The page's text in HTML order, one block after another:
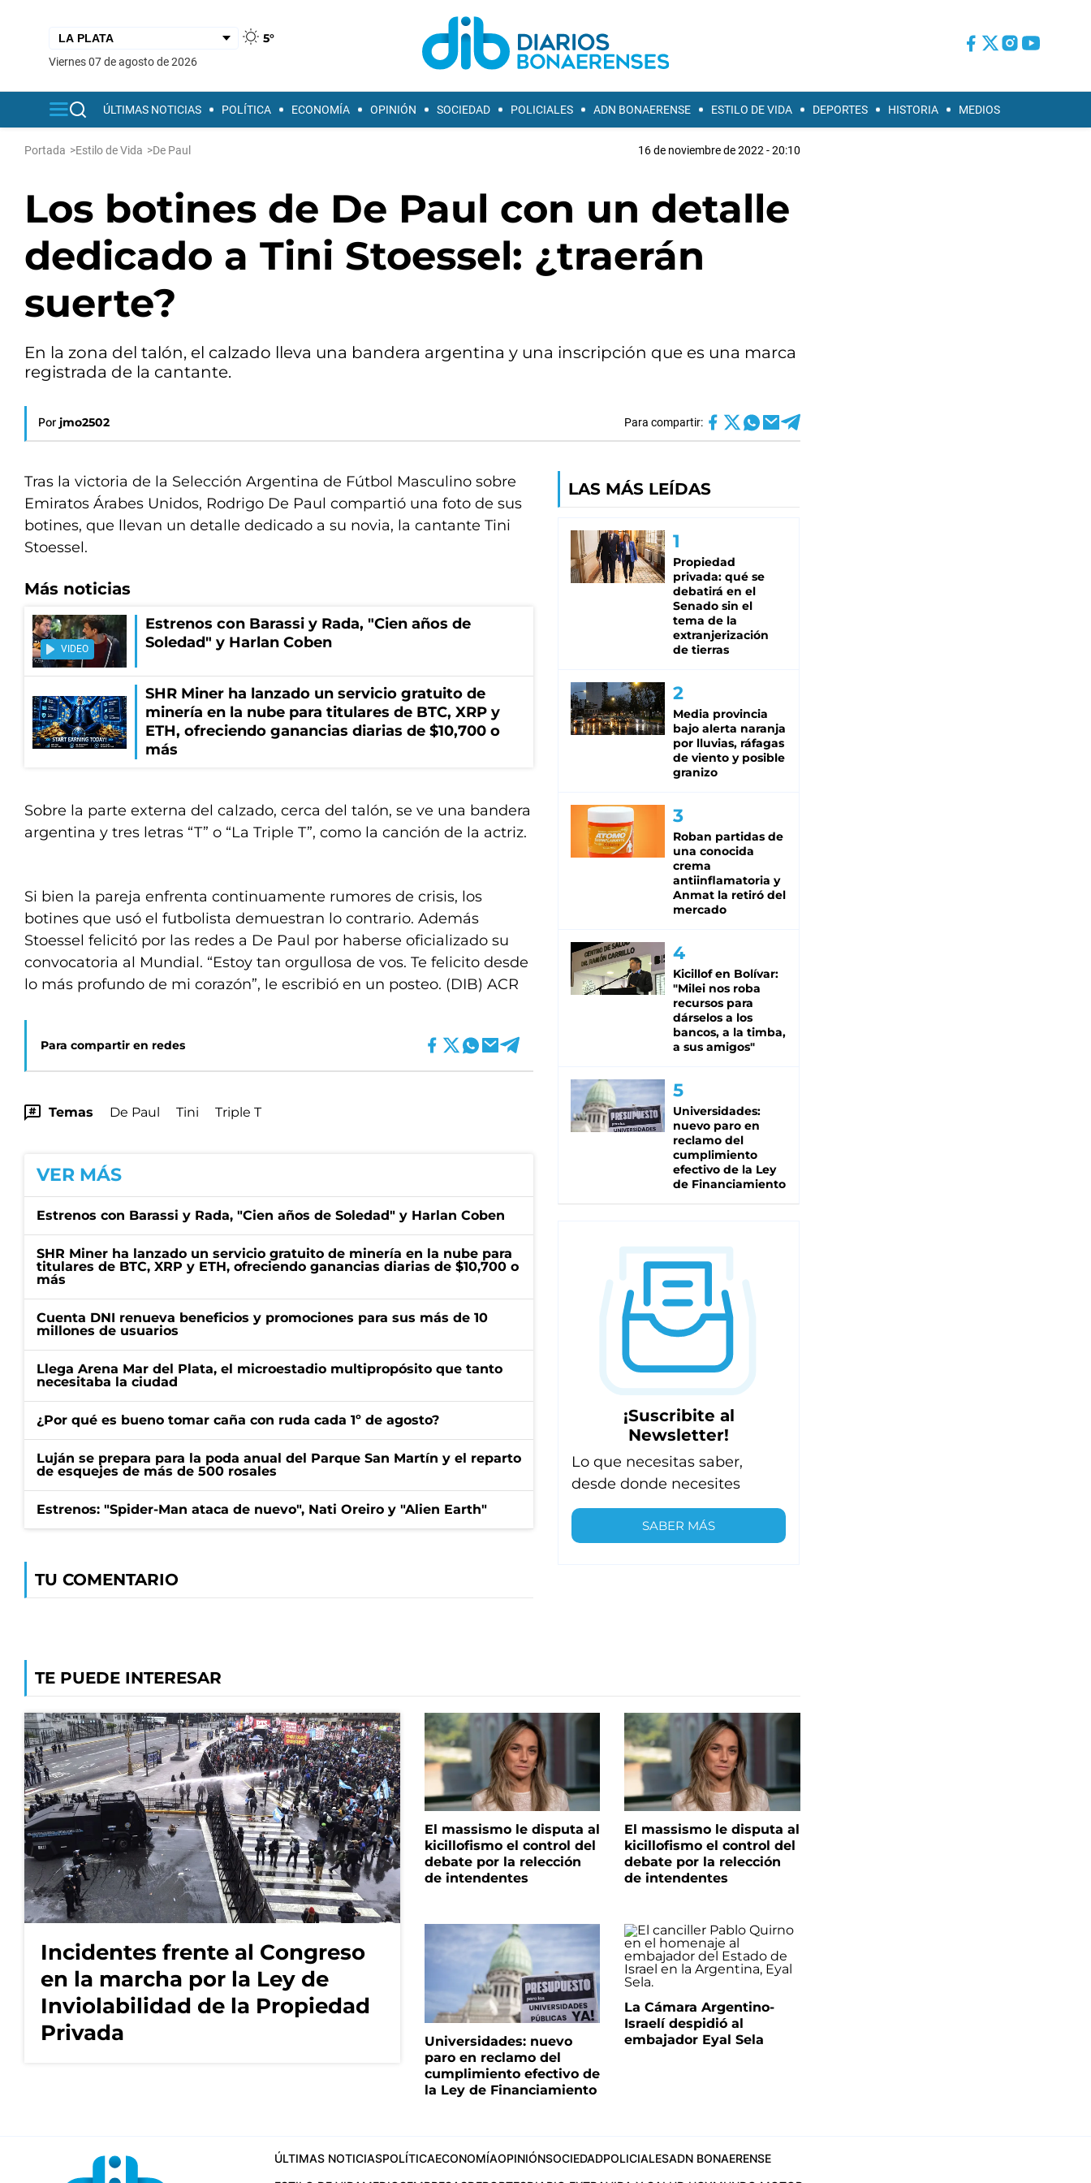
5°
viernes 07 de agosto de 2026
ÚLTIMAS NOTICIAS POLÍTICA ECONOMÍA OPINIÓN SOCIEDAD POLICIALES ADN BONAERENSE ESTILO DE VIDA DEPORTES HISTORIA MEDIOS
Portada >Estilo de Vida >De Paul 16 de noviembre de 2022 - 20:10
Los botines de De Paul con un detalle
dedicado a Tini Stoessel: ¿traerán
suerte?
En la zona del talón, el calzado lleva una bandera argentina y una inscripción que es una marca
registrada de la cantante.
Por jmo2502 Para compartir:
Tras la victoria de la Selección Argentina de Fútbol Masculino sobre
Emiratos Árabes Unidos, Rodrigo De Paul compartió una foto de sus
botines, que llevan un detalle dedicado a su novia, la cantante Tini
Stoessel.
Más noticias
VIDEO
Estrenos con Barassi y Rada, "Cien años de
Soledad" y Harlan Coben
SHR Miner ha lanzado un servicio gratuito de
minería en la nube para titulares de BTC, XRP y
ETH, ofreciendo ganancias diarias de $10,700 o
más
Sobre la parte externa del calzado, cerca del talón, se ve una bandera
argentina y tres letras “T” o “La Triple T”, como la canción de la actriz.
Si bien la pareja enfrenta continuamente rumores de crisis, los
botines que usó el futbolista demuestran lo contrario. Además
Stoessel felicitó por las redes a De Paul por haberse oficializado su
convocatoria al Mundial. “Estoy tan orgullosa de vos. Te felicito desde
lo más profundo de mi corazón”, le escribió en un posteo. (DIB) ACR
Para compartir en redes
Temas De Paul Tini Triple T
VER MÁS
Estrenos con Barassi y Rada, "Cien años de Soledad" y Harlan Coben
SHR Miner ha lanzado un servicio gratuito de minería en la nube para
titulares de BTC, XRP y ETH, ofreciendo ganancias diarias de $10,700 o
más
Cuenta DNI renueva beneficios y promociones para sus más de 10
millones de usuarios
Llega Arena Mar del Plata, el microestadio multipropósito que tanto
necesitaba la ciudad
¿Por qué es bueno tomar caña con ruda cada 1º de agosto?
Luján se prepara para la poda anual del Parque San Martín y el reparto
de esquejes de más de 500 rosales
Estrenos: "Spider-Man ataca de nuevo", Nati Oreiro y "Alien Earth"
TU COMENTARIO
LAS MÁS LEÍDAS
Propiedad
privada: qué se
debatirá en el
Senado sin el
tema de la
extranjerización
de tierras
Media provincia
bajo alerta naranja
por lluvias, ráfagas
de viento y posible
granizo
Roban partidas de
una conocida
crema
antiinflamatoria y
Anmat la retiró del
mercado
Kicillof en Bolívar:
"Milei nos roba
recursos para
dárselos a los
bancos, a la timba,
a sus amigos"
Universidades:
nuevo paro en
reclamo del
cumplimiento
efectivo de la Ley
de Financiamiento
¡Suscribite al
Newsletter!
Lo que necesitas saber,
desde donde necesites
SABER MÁS
TE PUEDE INTERESAR
Incidentes frente al Congreso
en la marcha por la Ley de
Inviolabilidad de la Propiedad
Privada
El massismo le disputa al
kicillofismo el control del
debate por la relección
de intendentes
El massismo le disputa al
kicillofismo el control del
debate por la relección
de intendentes
Universidades: nuevo
paro en reclamo del
cumplimiento efectivo de
la Ley de Financiamiento
La Cámara Argentino-
Israelí despidió al
embajador Eyal Sela
ÚLTIMAS NOTICIASPOLÍTICAECONOMÍAOPINIÓNSOCIEDADPOLICIALESADN BONAERENSE